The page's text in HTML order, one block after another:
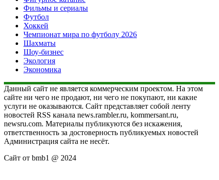
Фильмы и сериалы
Футбол
Хоккей
Чемпионат мира по футболу 2026
Шахматы
Шоу-бизнес
Экология
Экономика
Данный сайт не является коммерческим проектом. На этом
сайте ни чего не продают, ни чего не покупают, ни какие
услуги не оказываются. Сайт представляет собой ленту
новостей RSS канала news.rambler.ru, kommersant.ru,
newsru.com. Материалы публикуются без искажения,
ответственность за достоверность публикуемых новостей
Администрация сайта не несёт.
Сайт от bmb1 @ 2024